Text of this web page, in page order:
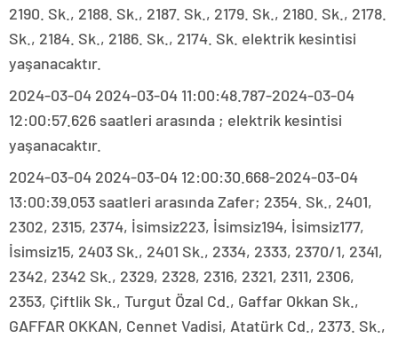
2190. Sk., 2188. Sk., 2187. Sk., 2179. Sk., 2180. Sk., 2178.
Sk., 2184. Sk., 2186. Sk., 2174. Sk. elektrik kesintisi
yaşanacaktır.
2024-03-04 2024-03-04 11:00:48.787-2024-03-04
12:00:57.626 saatleri arasında ; elektrik kesintisi
yaşanacaktır.
2024-03-04 2024-03-04 12:00:30.668-2024-03-04
13:00:39.053 saatleri arasında Zafer; 2354. Sk., 2401,
2302, 2315, 2374, İsimsiz223, İsimsiz194, İsimsiz177,
İsimsiz15, 2403 Sk., 2401 Sk., 2334, 2333, 2370/1, 2341,
2342, 2342 Sk., 2329, 2328, 2316, 2321, 2311, 2306,
2353, Çiftlik Sk., Turgut Özal Cd., Gaffar Okkan Sk.,
GAFFAR OKKAN, Cennet Vadisi, Atatürk Cd., 2373. Sk.,